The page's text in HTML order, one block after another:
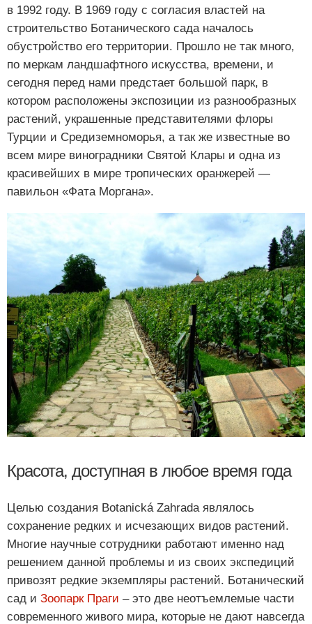
в 1992 году. В 1969 году с согласия властей на
строительство Ботанического сада началось
обустройство его территории. Прошло не так много,
по меркам ландшафтного искусства, времени, и
сегодня перед нами предстает большой парк, в
котором расположены экспозиции из разнообразных
растений, украшенные представителями флоры
Турции и Средиземноморья, а так же известные во
всем мире виноградники Святой Клары и одна из
красивейших в мире тропических оранжерей —
павильон «Фата Моргана».
Красота, доступная в любое время года
Целью создания Botanická Zahrada являлось
сохранение редких и исчезающих видов растений.
Многие научные сотрудники работают именно над
решением данной проблемы и из своих экспедиций
привозят редкие экземпляры растений. Ботанический
сад и Зоопарк Праги – это две неотъемлемые части
современного живого мира, которые не дают навсегда